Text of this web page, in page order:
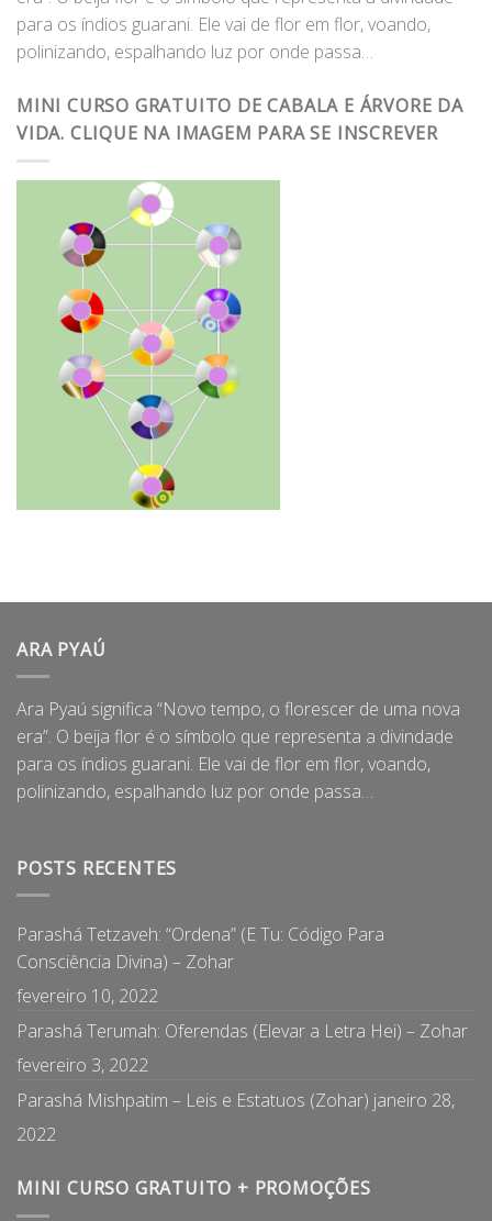
para os índios guarani. Ele vai de flor em flor, voando,
polinizando, espalhando luz por onde passa…
MINI CURSO GRATUITO DE CABALA E ÁRVORE DA
VIDA. CLIQUE NA IMAGEM PARA SE INSCREVER
ARA PYAÚ
Ara Pyaú significa “Novo tempo, o florescer de uma nova
era”. O beija flor é o símbolo que representa a divindade
para os índios guarani. Ele vai de flor em flor, voando,
polinizando, espalhando luz por onde passa…
POSTS RECENTES
Parashá Tetzaveh: “Ordena” (E Tu: Código Para
Consciência Divina) – Zohar
fevereiro 10, 2022
Parashá Terumah: Oferendas (Elevar a Letra Hei) – Zohar
fevereiro 3, 2022
Parashá Mishpatim – Leis e Estatuos (Zohar) janeiro 28,
2022
MINI CURSO GRATUITO + PROMOÇÕES